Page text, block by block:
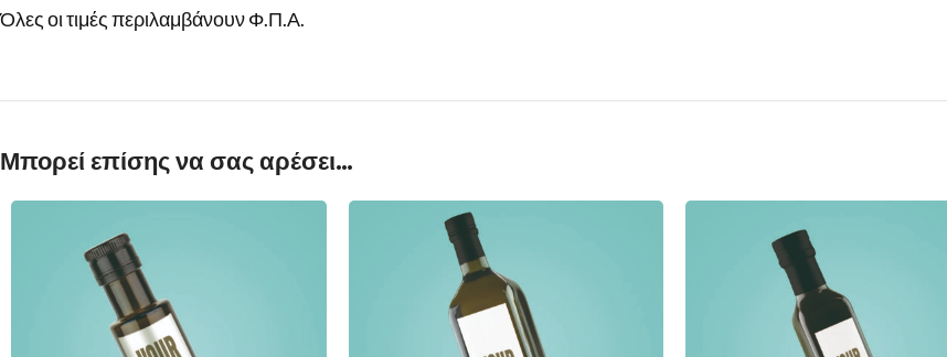
Όλες οι τιμές περιλαμβάνουν Φ.Π.Α.
Μπορεί επίσης να σας αρέσει…